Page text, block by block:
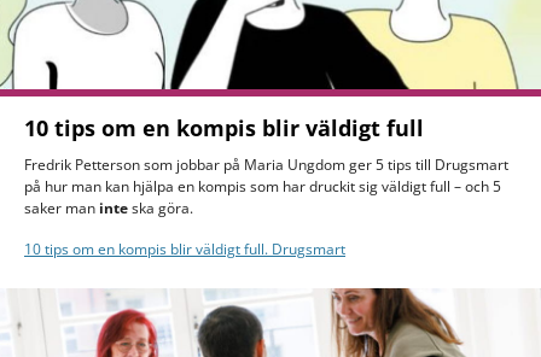
10 tips om en kompis blir väldigt full
Fredrik Petterson som jobbar på Maria Ungdom ger 5 tips till Drugsmart
på hur man kan hjälpa en kompis som har druckit sig väldigt full – och 5
saker man inteska göra.
10 tips om en kompis blir väldigt full. Drugsmart